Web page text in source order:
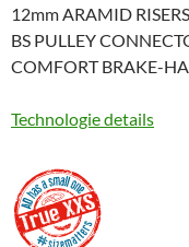
12mm ARAMID RISERS
BS PULLEY
COMFORT BRAKE-
Technologie details